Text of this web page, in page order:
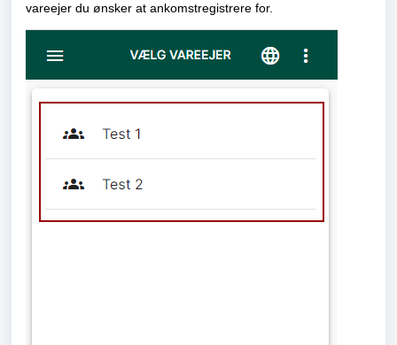
vareejer du ønsker at ankomstregistrere for.